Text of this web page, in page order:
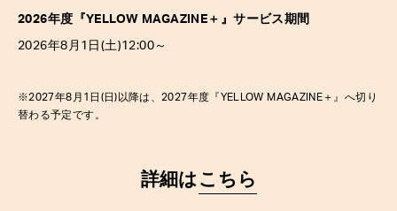
2026年度『YELLOW MAGAZINE ＋ 』サービス期間
2026年8月1日(土)12:00～
※2027年8月1日(日)以降は、2027年度『YELLOW MAGAZINE ＋ 』へ切り
替わる予定です。
詳細は こちら